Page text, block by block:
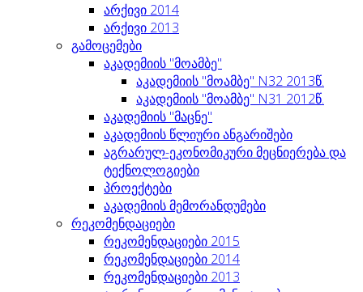
არქივი 2014
არქივი 2013
გამოცემები
აკადემიის "მოამბე"
აკადემიის "მოამბე" N32 2013წ.
აკადემიის "მოამბე" N31 2012წ.
აკადემიის "მაცნე"
აკადემიის წლიური ანგარიშები
აგრარულ-ეკონომიკური მეცნიერება და
ტექნოლოგიები
პროექტები
აკადემიის მემორანდუმები
რეკომენდაციები
რეკომენდაციები 2015
რეკომენდაციები 2014
რეკომენდაციები 2013